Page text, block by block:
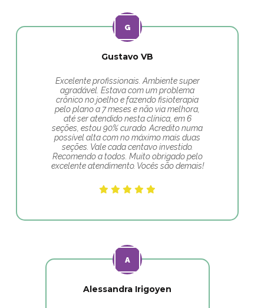
Gustavo VB
Excelente profissionais. Ambiente super
agradável. Estava com um problema
crônico no joelho e fazendo fisioterapia
pelo plano a 7 meses e não via melhora,
até ser atendido nesta clínica, em 6
seções, estou 90% curado. Acredito numa
possível alta com no máximo mais duas
seções. Vale cada centavo investido.
Recomendo a todos. Muito obrigado pelo
excelente atendimento. Vocês são demais!
Alessandra Irigoyen